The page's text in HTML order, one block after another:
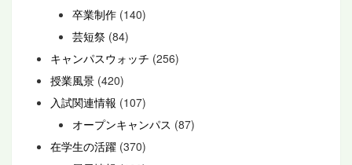
卒業制作 (140)
芸短祭 (84)
キャンパスウォッチ (256)
授業風景 (420)
入試関連情報 (107)
オープンキャンパス (87)
在学生の活躍 (370)